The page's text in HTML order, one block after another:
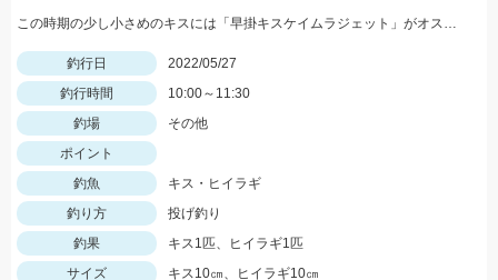
この時期の少し小さめのキスには「早掛キスケイムラジェット」がオススメ！ 武豊緑地でも小型ですがキスが釣れ始めました！皆さんも是非、チャレンジしてみてください！！
釣行日
2022/05/27
釣行時間
10:00～11:30
釣場
その他
ポイント
釣魚
キス・ヒイラギ
釣り方
投げ釣り
釣果
キス1匹、ヒイラギ1匹
サイズ
キス10㎝、ヒイラギ10㎝